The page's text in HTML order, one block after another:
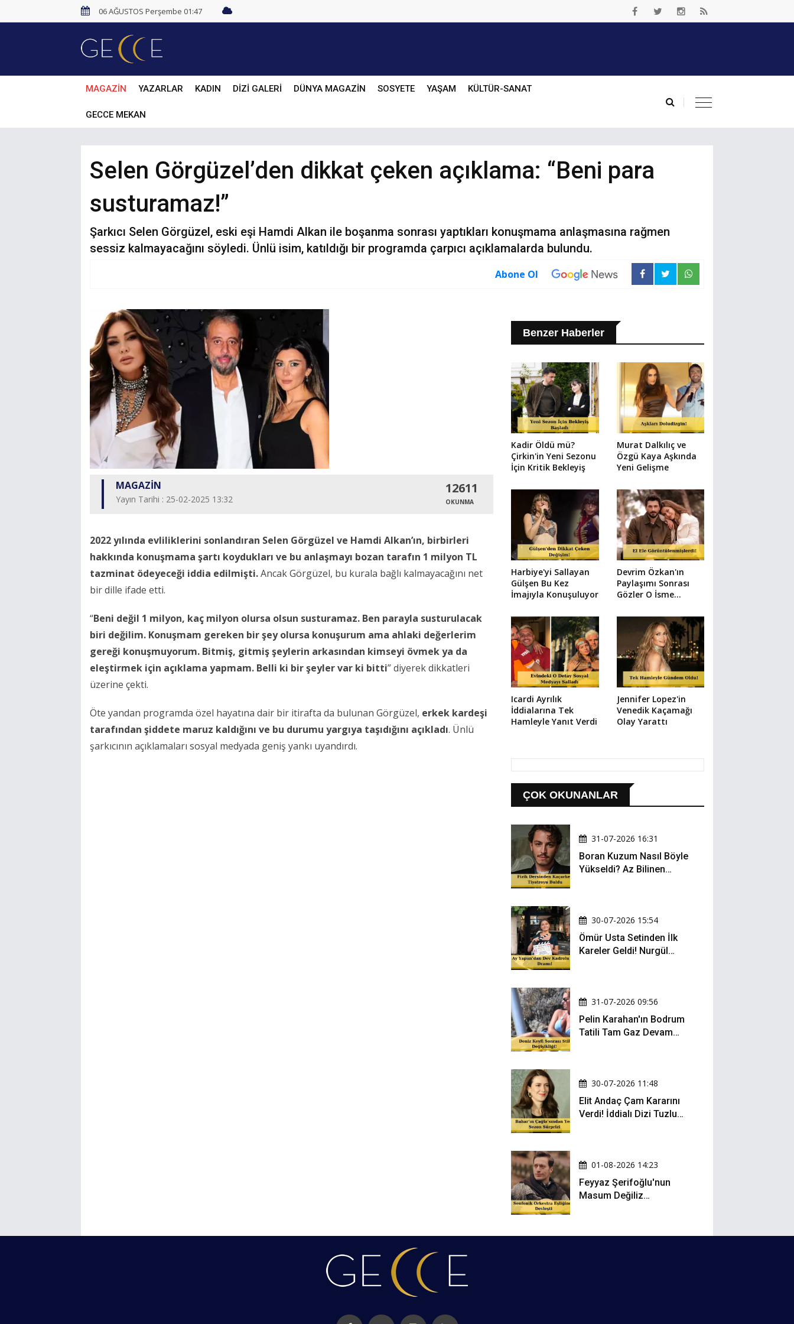
06 AĞUSTOS Perşembe 01:47
MAGAZİN YAZARLAR KADIN DİZİ GALERİ DÜNYA MAGAZİN SOSYETE YAŞAM KÜLTÜR-SANAT
GECCE MEKAN
Selen Görgüzel’den dikkat çeken açıklama: “Beni para
susturamaz!”
Şarkıcı Selen Görgüzel, eski eşi Hamdi Alkan ile boşanma sonrası yaptıkları konuşmama anlaşmasına rağmen
sessiz kalmayacağını söyledi. Ünlü isim, katıldığı bir programda çarpıcı açıklamalarda bulundu.
Abone Ol
MAGAZİN
Yayın Tarihi : 25-02-2025 13:32
12611
OKUNMA
2022 yılında evliliklerini sonlandıran Selen Görgüzel ve Hamdi Alkan’ın, birbirleri
hakkında konuşmama şartı koydukları ve bu anlaşmayı bozan tarafın 1 milyon TL
tazminat ödeyeceği iddia edilmişti.Ancak Görgüzel, bu kurala bağlı kalmayacağını net
bir dille ifade etti.
“Beni değil 1 milyon, kaç milyon olursa olsun susturamaz. Ben parayla susturulacak
biri değilim. Konuşmam gereken bir şey olursa konuşurum ama ahlaki değerlerim
gereği konuşmuyorum. Bitmiş, gitmiş şeylerin arkasından kimseyi övmek ya da
eleştirmek için açıklama yapmam. Belli ki bir şeyler var ki bitti” diyerek dikkatleri
üzerine çekti.
Öte yandan programda özel hayatına dair bir itirafta da bulunan Görgüzel, erkek kardeşi
tarafından şiddete maruz kaldığını ve bu durumu yargıya taşıdığını açıkladı. Ünlü
şarkıcının açıklamaları sosyal medyada geniş yankı uyandırdı.
Benzer Haberler
Kadir Öldü mü?
Çirkin'in Yeni Sezonu
İçin Kritik Bekleyiş
Murat Dalkılıç ve
Özgü Kaya Aşkında
Yeni Gelişme
Harbiye'yi Sallayan
Gülşen Bu Kez
İmajıyla Konuşuluyor
Devrim Özkan'ın
Paylaşımı Sonrası
Gözler O İsme
Icardi Ayrılık
İddialarına Tek
Hamleyle Yanıt Verdi
Jennifer Lopez'in
Venedik Kaçamağı
Olay Yarattı
ÇOK OKUNANLAR
31-07-2026 16:31
Boran Kuzum Nasıl Böyle
Yükseldi? Az Bilinen
30-07-2026 15:54
Ömür Usta Setinden İlk
Kareler Geldi! Nurgül
31-07-2026 09:56
Pelin Karahan'ın Bodrum
Tatili Tam Gaz Devam
30-07-2026 11:48
Elit Andaç Çam Kararını
Verdi! İddialı Dizi Tuzlu
01-08-2026 14:23
Feyyaz Şerifoğlu'nun
Masum Değiliz
Oldu